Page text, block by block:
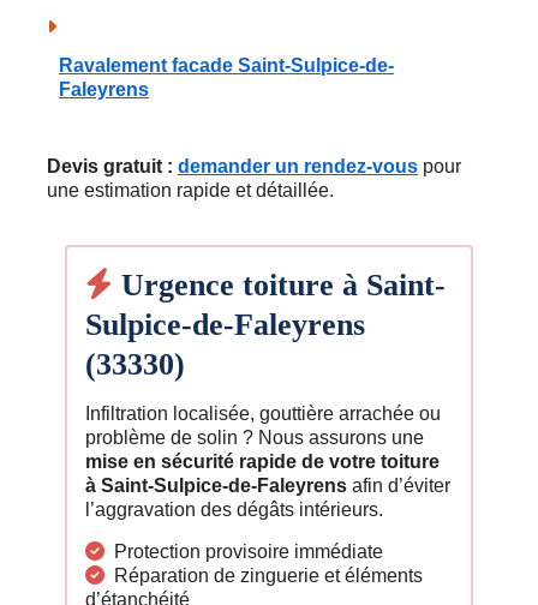
Ravalement facade Saint-Sulpice-de-
Faleyrens
Devis gratuit : demander un rendez-vous pour
une estimation rapide et détaillée.
Urgence toiture à Saint-
Sulpice-de-Faleyrens
(33330)
Infiltration localisée, gouttière arrachée ou
problème de solin ? Nous assurons une
mise en sécurité rapide de votre toiture
à Saint-Sulpice-de-Faleyrens afin d’éviter
l’aggravation des dégâts intérieurs.
Protection provisoire immédiate
Réparation de zinguerie et éléments
d’étanchéité